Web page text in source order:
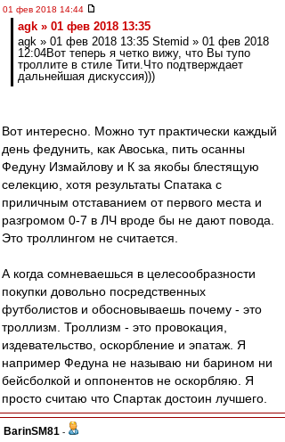
01 фев 2018 14:44
agk » 01 фев 2018 13:35
agk » 01 фев 2018 13:35 Stemid » 01 фев 2018
12:04Вот теперь я четко вижу, что Вы тупо
троллите в стиле Тити.Что подтверждает
дальнейшая дискуссия)))
Вот интересно. Можно тут практически каждый
день федунить, как Авоська, пить осанны
Федуну Измайлову и К за якобы блестящую
селекцию, хотя результаты Спатака с
приличным отставанием от первого места и
разгромом 0-7 в ЛЧ вроде бы не дают повода.
Это троллингом не считается.
А когда сомневаешься в целесообразности
покупки довольно посредственных
футболистов и обосновываешь почему - это
троллизм. Троллизм - это провокация,
издевательство, оскорбление и эпатаж. Я
например Федуна не называю ни барином ни
бейсболкой и оппонентов не оскорбляю. Я
просто считаю что Спартак достоин лучшего.
BarinSM81 -